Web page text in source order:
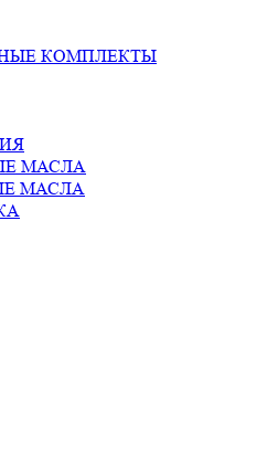
КОМПЛЕКТЫ
МАСЛА
МАСЛА